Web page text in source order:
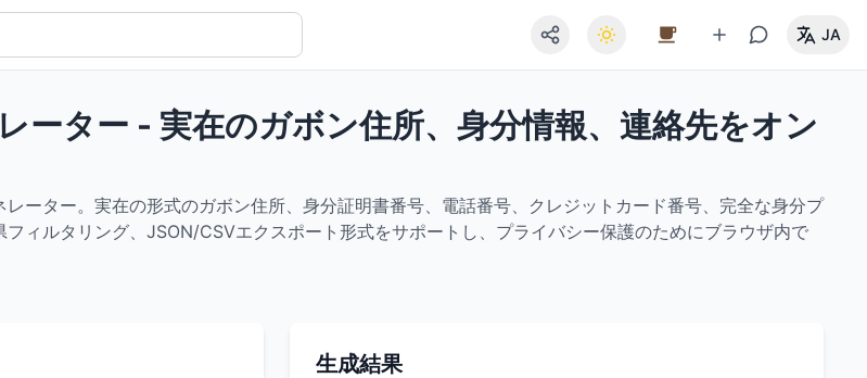
JA
ーター - 実在のガボン住所、身分情報、連絡先をオン
ーター。実在の形式のガボン住所、身分証明書番号、電話番号、クレジットカード番号、完全な身分プ
フィルタリング、JSON/CSVエクスポート形式をサポートし、プライバシー保護のためにブラウザ内で
生成結果